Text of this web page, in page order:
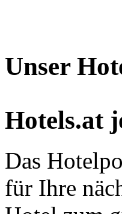
Unser
Hotels.at
Das
für Ihre